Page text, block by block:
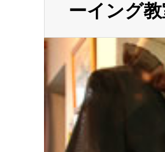
ーイング